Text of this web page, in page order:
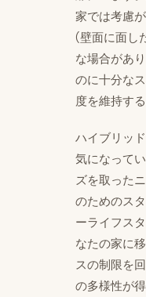
家では考慮
(壁面に面し
な場合があ
のに十分な
度を維持する
ハイブリッ
気になって
ズを取った
のためのス
ーライフス
なたの家に
スの制限を
の多様性が